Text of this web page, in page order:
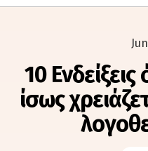
10 Ενδείξεις
ίσως